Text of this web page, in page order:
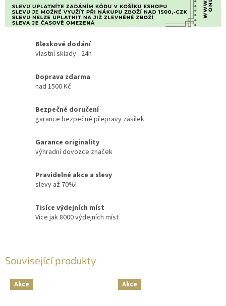
Bleskové dodání
vlastní sklady - 24h
Doprava zdarma
nad 1500 Kč
Bezpečné doručení
garance bezpečné přepravy zásilek
Garance originality
výhradní dovozce značek
Pravidelné akce a slevy
slevy až 70%!
Tisíce výdejních míst
Více jak 8000 výdejních míst
Související produkty
Akce Akce